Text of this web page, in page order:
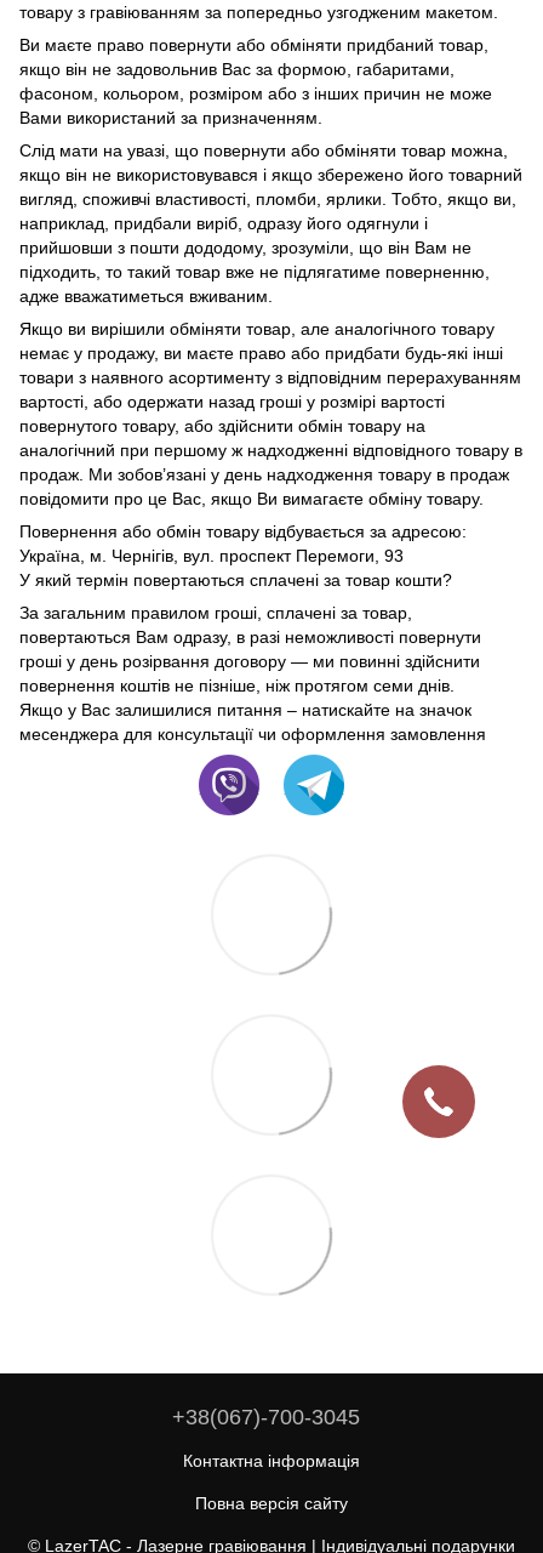
товару з гравіюванням за попередньо узгодженим макетом.
Ви маєте право повернути або обміняти придбаний товар,
якщо він не задовольнив Вас за формою, габаритами,
фасоном, кольором, розміром або з інших причин не може
Вами використаний за призначенням.
Слід мати на увазі, що повернути або обміняти товар можна,
якщо він не використовувався і якщо збережено його товарний
вигляд, споживчі властивості, пломби, ярлики. Тобто, якщо ви,
наприклад, придбали виріб, одразу його одягнули і
прийшовши з пошти дододому, зрозуміли, що він Вам не
підходить, то такий товар вже не підлягатиме поверненню,
адже вважатиметься вживаним.
Якщо ви вирішили обміняти товар, але аналогічного товару
немає у продажу, ви маєте право або придбати будь-які інші
товари з наявного асортименту з відповідним перерахуванням
вартості, або одержати назад гроші у розмірі вартості
повернутого товару, або здійснити обмін товару на
аналогічний при першому ж надходженні відповідного товару в
продаж. Ми зобов’язані у день надходження товару в продаж
повідомити про це Вас, якщо Ви вимагаєте обміну товару.
Повернення або обмін товару відбувається за адресою:
Україна, м. Чернігів, вул. проспект Перемоги, 93
У який термін повертаються сплачені за товар кошти?
За загальним правилом гроші, сплачені за товар,
повертаються Вам одразу, в разі неможливості повернути
гроші у день розірвання договору — ми повинні здійснити
повернення коштів не пізніше, ніж протягом семи днів.
Якщо у Вас залишилися питання – натискайте на значок
месенджера для консультації чи оформлення замовлення
+38(067)-700-3045
Контактна інформація
Повна версія сайту
© LazerTAC - Лазерне гравіювання | Індивідуальні подарунки